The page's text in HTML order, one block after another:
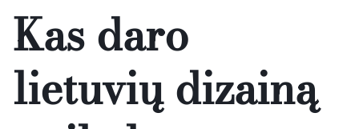
Kas daro
lietuvių dizainą